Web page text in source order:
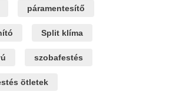
páramentesítő
Split klíma
szobafestés
ötletek